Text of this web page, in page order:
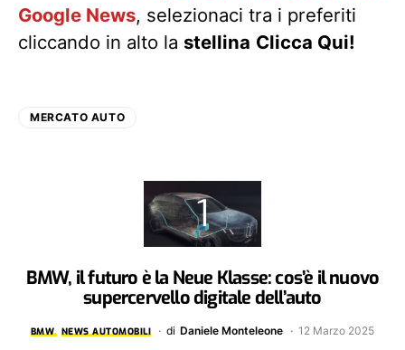
Google News, selezionaci tra i preferiti
cliccando in alto la stellina Clicca Qui!
MERCATO AUTO
BMW, il futuro è la Neue Klasse: cos’è il nuovo
supercervello digitale dell’auto
BMW NEWS AUTOMOBILI di Daniele Monteleone 12 Marzo 2025